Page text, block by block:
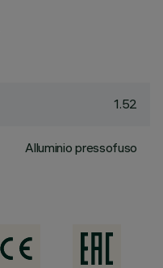
1.52
Alluminio pressofuso